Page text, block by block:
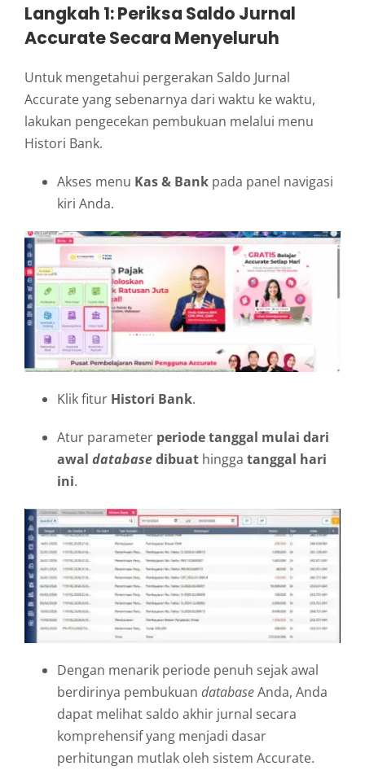
Langkah 1: Periksa Saldo Jurnal
Accurate Secara Menyeluruh
Untuk mengetahui pergerakan Saldo Jurnal
Accurate yang sebenarnya dari waktu ke waktu,
lakukan pengecekan pembukuan melalui menu
Histori Bank.
Akses menu Kas & Bank pada panel navigasi
kiri Anda.
Klik fitur Histori Bank.
Atur parameter periode tanggal mulai dari
awal databasedibuat hingga tanggal hari
ini.
Dengan menarik periode penuh sejak awal
berdirinya pembukuan databaseAnda, Anda
dapat melihat saldo akhir jurnal secara
komprehensif yang menjadi dasar
perhitungan mutlak oleh sistem Accurate.